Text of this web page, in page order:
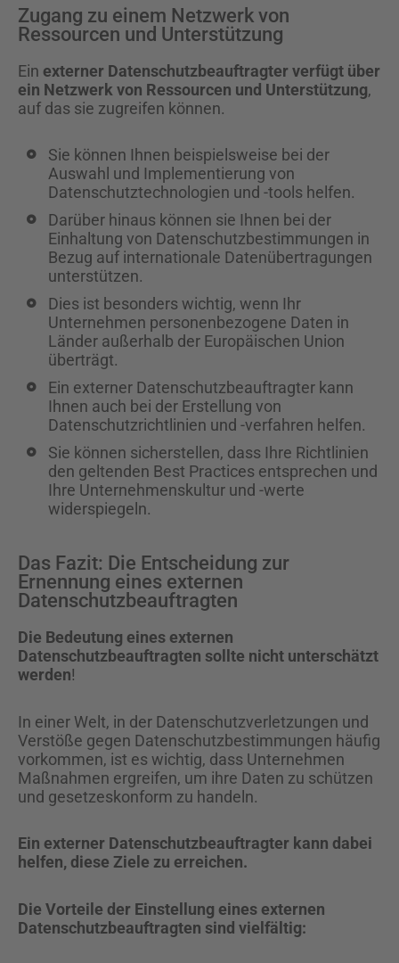
Zugang zu einem Netzwerk von
Ressourcen und Unterstützung
Ein externer Datenschutzbeauftragter verfügt über
ein Netzwerk von Ressourcen und Unterstützung,
auf das sie zugreifen können.
Sie können Ihnen beispielsweise bei der
Auswahl und Implementierung von
Datenschutztechnologien und -tools helfen.
Darüber hinaus können sie Ihnen bei der
Einhaltung von Datenschutzbestimmungen in
Bezug auf internationale Datenübertragungen
unterstützen.
Dies ist besonders wichtig, wenn Ihr
Unternehmen personenbezogene Daten in
Länder außerhalb der Europäischen Union
überträgt.
Ein externer Datenschutzbeauftragter kann
Ihnen auch bei der Erstellung von
Datenschutzrichtlinien und -verfahren helfen.
Sie können sicherstellen, dass Ihre Richtlinien
den geltenden Best Practices entsprechen und
Ihre Unternehmenskultur und -werte
widerspiegeln.
Das Fazit: Die Entscheidung zur
Ernennung eines externen
Datenschutzbeauftragten
Die Bedeutung eines externen
Datenschutzbeauftragten sollte nicht unterschätzt
werden!
In einer Welt, in der Datenschutzverletzungen und
Verstöße gegen Datenschutzbestimmungen häufig
vorkommen, ist es wichtig, dass Unternehmen
Maßnahmen ergreifen, um ihre Daten zu schützen
und gesetzeskonform zu handeln.
Ein externer Datenschutzbeauftragter kann dabei
helfen, diese Ziele zu erreichen.
Die Vorteile der Einstellung eines externen
Datenschutzbeauftragten sind vielfältig: